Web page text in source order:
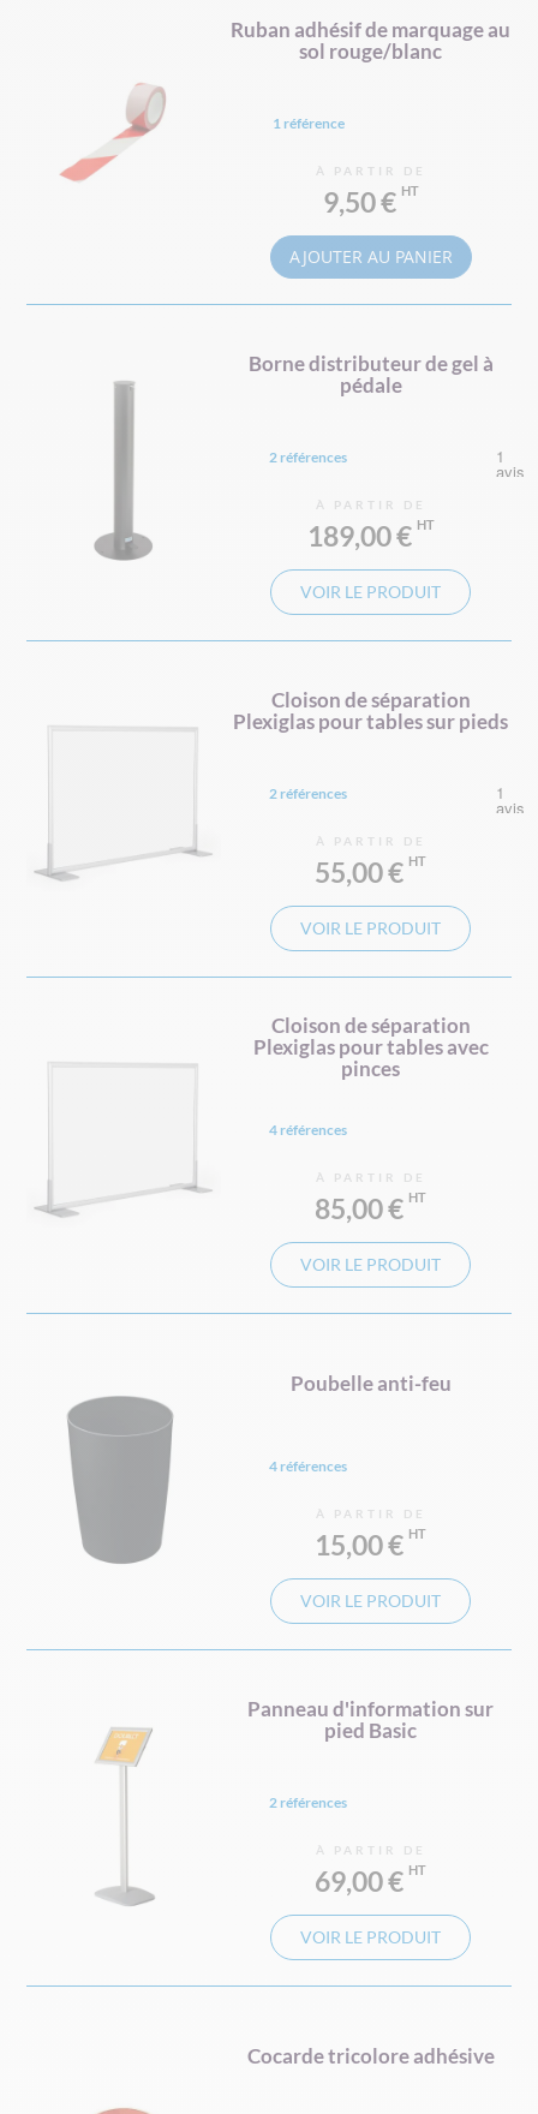
Ruban adhésif de marquage au
sol rouge/blanc
1 référence
À PARTIR DE
9,50 €
AJOUTER AU PANIER
Borne distributeur de gel à
pédale
2 références
À PARTIR DE
189,00 €
VOIR LE PRODUIT
Cloison de séparation
Plexiglas pour tables sur pieds
2 références
À PARTIR DE
55,00 €
VOIR LE PRODUIT
Cloison de séparation
Plexiglas pour tables avec
pinces
4 références
À PARTIR DE
85,00 €
VOIR LE PRODUIT
Poubelle anti-feu
4 références
À PARTIR DE
15,00 €
VOIR LE PRODUIT
Panneau d'information sur
pied Basic
2 références
À PARTIR DE
69,00 €
VOIR LE PRODUIT
Cocarde tricolore adhésive